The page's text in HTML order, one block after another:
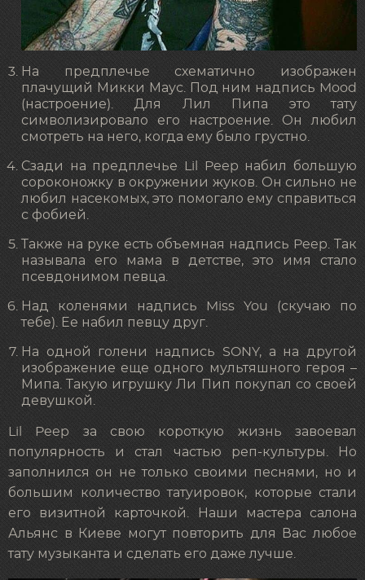
На предплечье схематично изображен
плачущий Микки Маус. Под ним надпись Mood
(настроение). Для Лил Пипа это тату
символизировало его настроение. Он любил
смотреть на него, когда ему было грустно.
Сзади на предплечье Lil Peep набил большую
сороконожку в окружении жуков. Он сильно не
любил насекомых, это помогало ему справиться
с фобией.
Также на руке есть объемная надпись Peep. Так
называла его мама в детстве, это имя стало
псевдонимом певца.
Над коленями надпись Miss You (скучаю по
тебе). Ее набил певцу друг.
На одной голени надпись SONY, а на другой
изображение еще одного мультяшного героя –
Мипа. Такую игрушку Ли Пип покупал со своей
девушкой.
Lil Peep за свою короткую жизнь завоевал
популярность и стал частью реп-культуры. Но
заполнился он не только своими песнями, но и
большим количество татуировок, которые стали
его визитной карточкой. Наши мастера салона
Альянс в Киеве могут повторить для Вас любое
тату музыканта и сделать его даже лучше.